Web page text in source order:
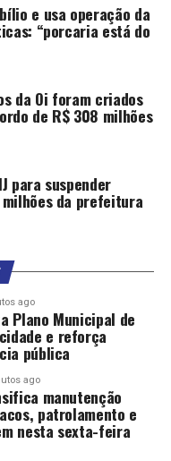
e usa operação da
“porcaria está do
da Oi foram criados
de R$ 308 milhões
para suspender
da prefeitura
ago
Plano Municipal de
e reforça
pública
ago
manutenção
patrolamento e
nesta sexta-feira